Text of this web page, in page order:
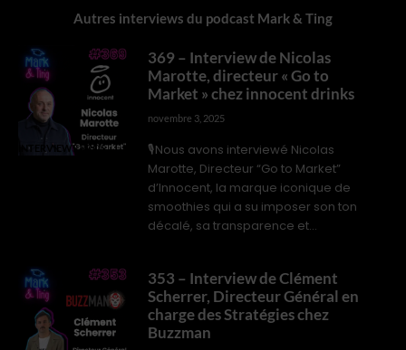
Autres interviews du podcast Mark & Ting
INTERVIEWS PROS
369 – Interview de Nicolas
Marotte, directeur « Go to
Market » chez innocent drinks
novembre 3, 2025
🎙️Nous avons interviewé Nicolas
Marotte, Directeur “Go to Market”
d’Innocent, la marque iconique de
smoothies qui a su imposer son ton
décalé, sa transparence et...
353 – Interview de Clément
Scherrer, Directeur Général en
charge des Stratégies chez
Buzzman